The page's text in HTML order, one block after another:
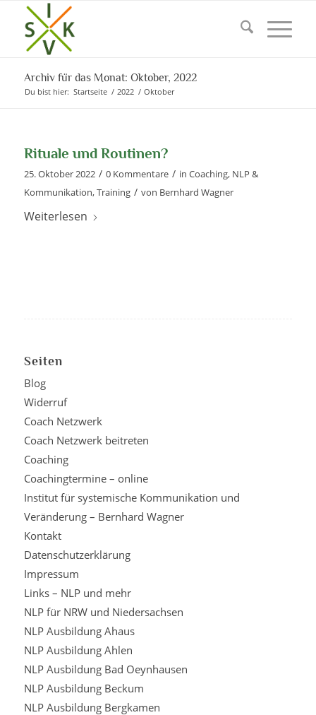
Archiv für das Monat: Oktober, 2022
Du bist hier: Startseite / 2022 / Oktober
Rituale und Routinen?
25. Oktober 2022 / 0 Kommentare / in Coaching, NLP &
Kommunikation,Training / von Bernhard Wagner
Weiterlesen
Seiten
Blog
Widerruf
Coach Netzwerk
Coach Netzwerk beitreten
Coaching
Coachingtermine – online
Institut für systemische Kommunikation und
Veränderung – Bernhard Wagner
Kontakt
Datenschutzerklärung
Impressum
Links – NLP und mehr
NLP für NRW und Niedersachsen
NLP Ausbildung Ahaus
NLP Ausbildung Ahlen
NLP Ausbildung Bad Oeynhausen
NLP Ausbildung Beckum
NLP Ausbildung Bergkamen